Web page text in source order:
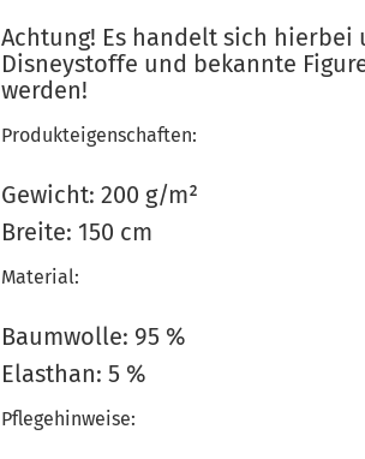
Achtung! Es handelt sich hierbei
Disneystoffe und bekannte
werden!
Produkteigenschaften:
Gewicht: 200 g/m²
Breite: 150 cm
Material:
Baumwolle: 95 %
Elasthan: 5 %
Pflegehinweise: